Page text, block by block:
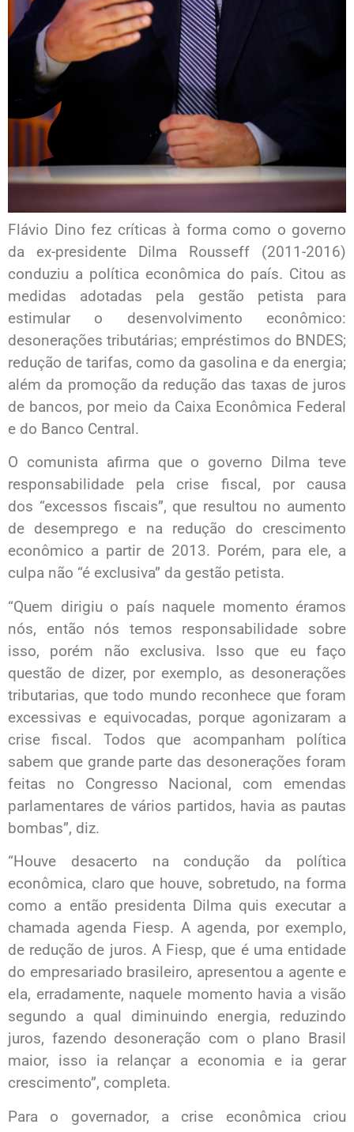
Flávio Dino fez críticas à forma como o governo
da ex-presidente Dilma Rousseff (2011-2016)
conduziu a política econômica do país. Citou as
medidas adotadas pela gestão petista para
estimular o desenvolvimento econômico:
desonerações tributárias; empréstimos do BNDES;
redução de tarifas, como da gasolina e da energia;
além da promoção da redução das taxas de juros
de bancos, por meio da Caixa Econômica Federal
e do Banco Central.
O comunista afirma que o governo Dilma teve
responsabilidade pela crise fiscal, por causa
dos “excessos fiscais”, que resultou no aumento
de desemprego e na redução do crescimento
econômico a partir de 2013. Porém, para ele, a
culpa não “é exclusiva” da gestão petista.
“Quem dirigiu o país naquele momento éramos
nós, então nós temos responsabilidade sobre
isso, porém não exclusiva. Isso que eu faço
questão de dizer, por exemplo, as desonerações
tributarias, que todo mundo reconhece que foram
excessivas e equivocadas, porque agonizaram a
crise fiscal. Todos que acompanham política
sabem que grande parte das desonerações foram
feitas no Congresso Nacional, com emendas
parlamentares de vários partidos, havia as pautas
bombas”, diz.
“Houve desacerto na condução da política
econômica, claro que houve, sobretudo, na forma
como a então presidenta Dilma quis executar a
chamada agenda Fiesp. A agenda, por exemplo,
de redução de juros. A Fiesp, que é uma entidade
do empresariado brasileiro, apresentou a agente e
ela, erradamente, naquele momento havia a visão
segundo a qual diminuindo energia, reduzindo
juros, fazendo desoneração com o plano Brasil
maior, isso ia relançar a economia e ia gerar
crescimento”, completa.
Para o governador, a crise econômica criou